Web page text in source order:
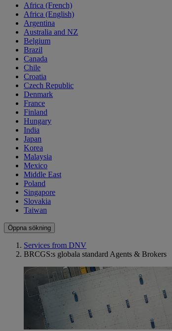
Africa (French)
Africa (English)
Argentina
Australia and NZ
Belgium
Brazil
Canada
Chile
Croatia
Czech Republic
Denmark
France
Finland
Hungary
India
Japan
Korea
Malaysia
Mexico
Middle East
Poland
Singapore
Slovakia
Taiwan
Öppna sökning
Services from DNV
BRCGS:s globala standard Agents & Brokers